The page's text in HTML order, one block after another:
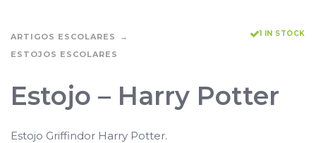
ARTIGOS ESCOLARES
ESTOJOS ESCOLARES
1 IN STOCK
Estojo – Harry Potter
Estojo Griffindor Harry Potter.